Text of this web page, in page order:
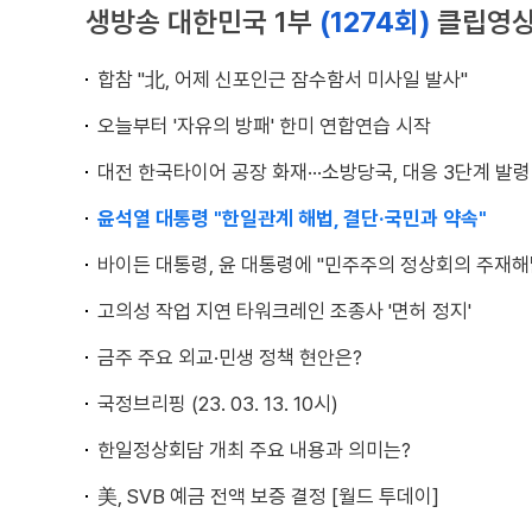
생방송 대한민국 1부 (1274회) 클립영
합참 "北, 어제 신포인근 잠수함서 미사일 발사"
오늘부터 '자유의 방패' 한미 연합연습 시작
대전 한국타이어 공장 화재···소방당국, 대응 3단계 발령
윤석열 대통령 "한일관계 해법, 결단·국민과 약속"
바이든 대통령, 윤 대통령에 "민주주의 정상회의 주재
고의성 작업 지연 타워크레인 조종사 '면허 정지'
금주 주요 외교·민생 정책 현안은?
국정브리핑 (23. 03. 13. 10시)
한일정상회담 개최 주요 내용과 의미는?
美, SVB 예금 전액 보증 결정 [월드 투데이]